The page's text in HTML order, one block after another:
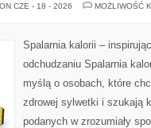
CZE - 18 - 2026
MOŻLIWOŚĆ
Spalarnia kalorii –
odchudzaniu Spalarnia
myślą o osobach, które
zdrowej sylwetki i szukają
podanych w zrozumiały